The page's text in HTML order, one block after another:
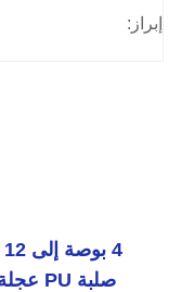
إبراز: